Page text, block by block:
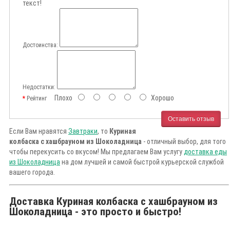
текст!
Достоинства:
Недостатки:
РейтингПлохо Хорошо
Оставить отзыв
Если Вам нравятся Завтраки, то Куриная
колбаска с хашбрауном из Шоколадница - отличный выбор, для того
чтобы перекусить со вкусом! Мы предлагаем Вам услугу доставка еды
из Шоколадница на дом лучшей и самой быстрой курьерской службой
вашего города.
Доставка Куриная колбаска с хашбрауном из
Шоколадница - это просто и быстро!